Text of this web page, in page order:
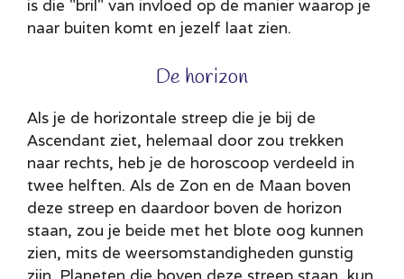
is die "bril" van invloed op de manier waarop je
naar buiten komt en jezelf laat zien.
De horizon
Als je de horizontale streep die je bij de
Ascendant ziet, helemaal door zou trekken
naar rechts, heb je de horoscoop verdeeld in
twee helften. Als de Zon en de Maan boven
deze streep en daardoor boven de horizon
staan, zou je beide met het blote oog kunnen
zien, mits de weersomstandigheden gunstig
zijn. Planeten die boven deze streep staan, kun